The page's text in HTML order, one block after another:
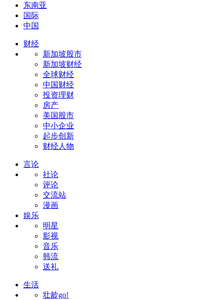
东南亚
国际
中国
财经
新加坡股市
新加坡财经
全球财经
中国财经
投资理财
房产
美国股市
中小企业
起步创新
财经人物
言论
社论
评论
交流站
漫画
娱乐
明星
影视
音乐
韩流
送礼
生活
壮龄go!